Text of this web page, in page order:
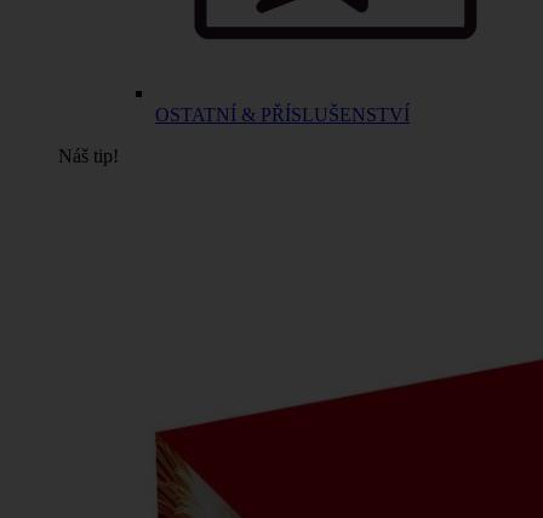
OSTATNÍ & PŘÍSLUŠENSTVÍ
Náš tip!